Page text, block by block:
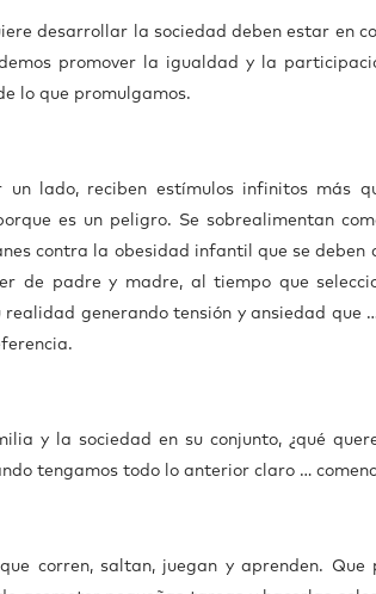
desarrollar la sociedad deben estar en
promover la igualdad y la
lo que promulgamos.
un lado, reciben estímulos infinitos más
es un peligro. Se sobrealimentan
contra la obesidad infantil que se deben
de padre y madre, al tiempo que
generando tensión y ansiedad que
y la sociedad en su conjunto, ¿qué
tengamos todo lo anterior claro …
corren, saltan, juegan y aprenden. Que